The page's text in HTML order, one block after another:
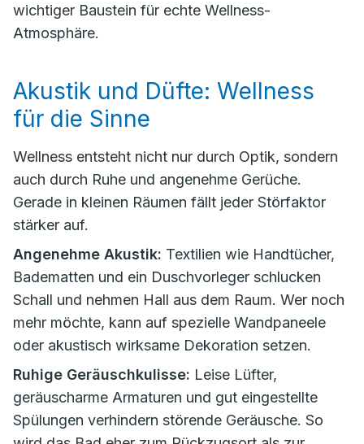
wichtiger Baustein für echte Wellness-
Atmosphäre.
Akustik und Düfte: Wellness
für die Sinne
Wellness entsteht nicht nur durch Optik, sondern
auch durch Ruhe und angenehme Gerüche.
Gerade in kleinen Räumen fällt jeder Störfaktor
stärker auf.
Angenehme Akustik: Textilien wie Handtücher,
Badematten und ein Duschvorleger schlucken
Schall und nehmen Hall aus dem Raum. Wer noch
mehr möchte, kann auf spezielle Wandpaneele
oder akustisch wirksame Dekoration setzen.
Ruhige Geräuschkulisse: Leise Lüfter,
geräuscharme Armaturen und gut eingestellte
Spülungen verhindern störende Geräusche. So